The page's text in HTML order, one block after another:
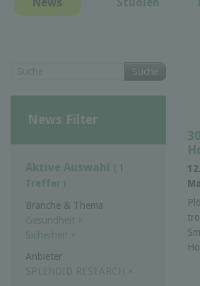
Suche
News Filter
Aktive Auswahl ( 1
Treffer )
Branche & Thema
Gesundheit ×
Sicherheit ×
Anbieter
SPLENDID RESEARCH ×